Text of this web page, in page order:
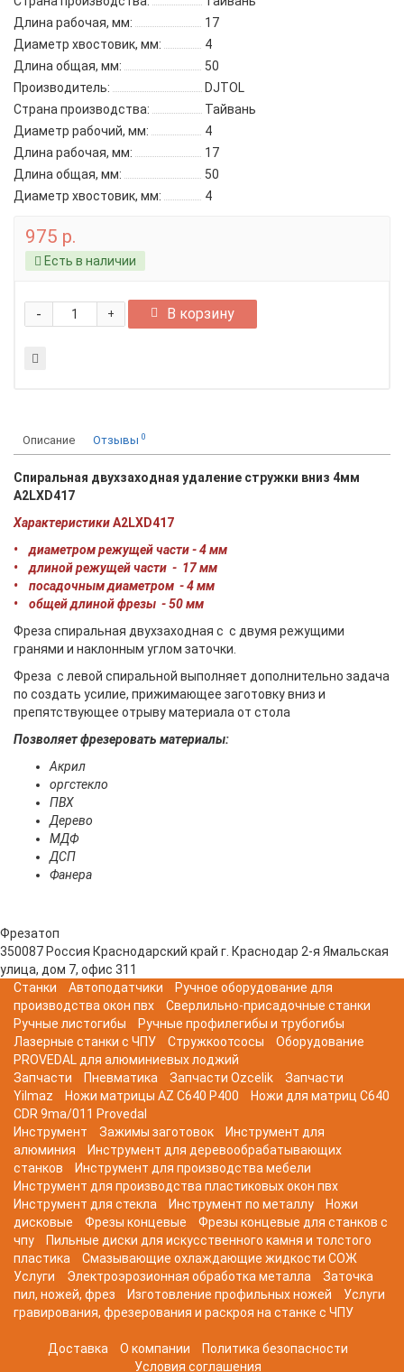
Длина рабочая, мм:
17
Диаметр хвостовик, мм:
4
Длина общая, мм:
50
Производитель:
DJTOL
Страна производства:
Тайвань
Диаметр рабочий, мм:
4
Длина рабочая, мм:
17
Длина общая, мм:
50
Диаметр хвостовик, мм:
4
975 р.
Есть в наличии
+
- В корзину
Описание Отзывы 0
Спиральная двухзаходная удаление стружки вниз 4мм
A2LXD417
ХарактеристикиA2LXD417
• диаметром режущей части - 4 мм
• длиной режущей части - 17 мм
• посадочным диаметром - 4 мм
• общей длиной фрезы - 50 мм
Фреза спиральная двухзаходная c с двумя режущими
гранями и наклонным углом заточки.
Фреза с левой спиральной выполняет дополнительно задача
по создать усилие, прижимающее заготовку вниз и
препятствующее отрыву материала от стола
Позволяет фрезеровать материалы:
Акрил
оргстекло
ПВХ
Дерево
МДФ
ДСП
Фанера
Фрезатоп
350087 Россия Краснодарский край г. Краснодар 2-я Ямальская
улица, дом 7, офис 311
Станки
Автоподатчики
Ручное оборудование для
производства окон пвх
Сверлильно-присадочные станки
Ручные листогибы
Ручные профилегибы и трубогибы
Лазерные станки с ЧПУ
Стружкоотсосы
Оборудование
PROVEDAL для алюминиевых лоджий
Запчасти
Пневматика Запчасти Ozcelik
Запчасти
Yilmaz
Ножи матрицы AZ C640 P400
Ножи для матриц C640
CDR 9ma/011 Provedal
Инструмент
Зажимы заготовок
Инструмент для
алюминия
Инструмент для деревообрабатывающих
станков
Инструмент для производства мебели
Инструмент для производства пластиковых окон пвх
Инструмент для стекла
Инструмент по металлу
Ножи
дисковые
Фрезы концевые
Фрезы концевые для станков с
чпу
Пильные диски для искусственного камня и толстого
пластика
Смазывающие охлаждающие жидкости СОЖ
Услуги
Электроэрозионная обработка металла
Заточка
пил, ножей, фрез
Изготовление профильных ножей
Услуги
гравирования, фрезерования и раскроя на станке с ЧПУ
Доставка О компании
Политика безопасности
Условия соглашения